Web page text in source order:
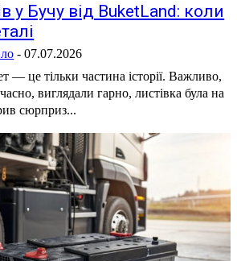
у Бучу від BuketLand: коли
- 07.07.2026
— це тільки частина історії. Важливо,
виглядали гарно, листівка була на
сюрприз...